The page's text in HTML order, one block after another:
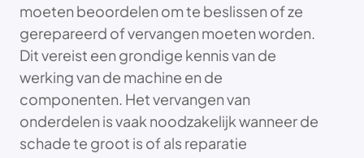
moeten beoordelen om te beslissen of ze
gerepareerd of vervangen moeten worden.
Dit vereist een grondige kennis van de
werking van de machine en de
componenten. Het vervangen van
onderdelen is vaak noodzakelijk wanneer de
schade te groot is of als reparatie